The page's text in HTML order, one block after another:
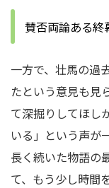
賛否両論ある終
一方で、壮馬の過
たという意見も見
て深掘りしてほし
いる」という声が
長く続いた物語の
て、もう少し時間